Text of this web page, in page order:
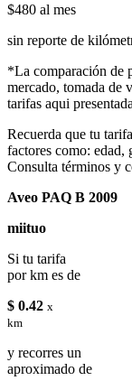
$480 al mes
sin reporte de
*La comparación de
mercado, tomada de
tarifas aqui
Recuerda que tu
factores como: edad,
Consulta términos y
Aveo PAQ B 2009
miituo
Si tu tarifa
por km es de
$ 0.42 x
km
y recorres un
aproximado de